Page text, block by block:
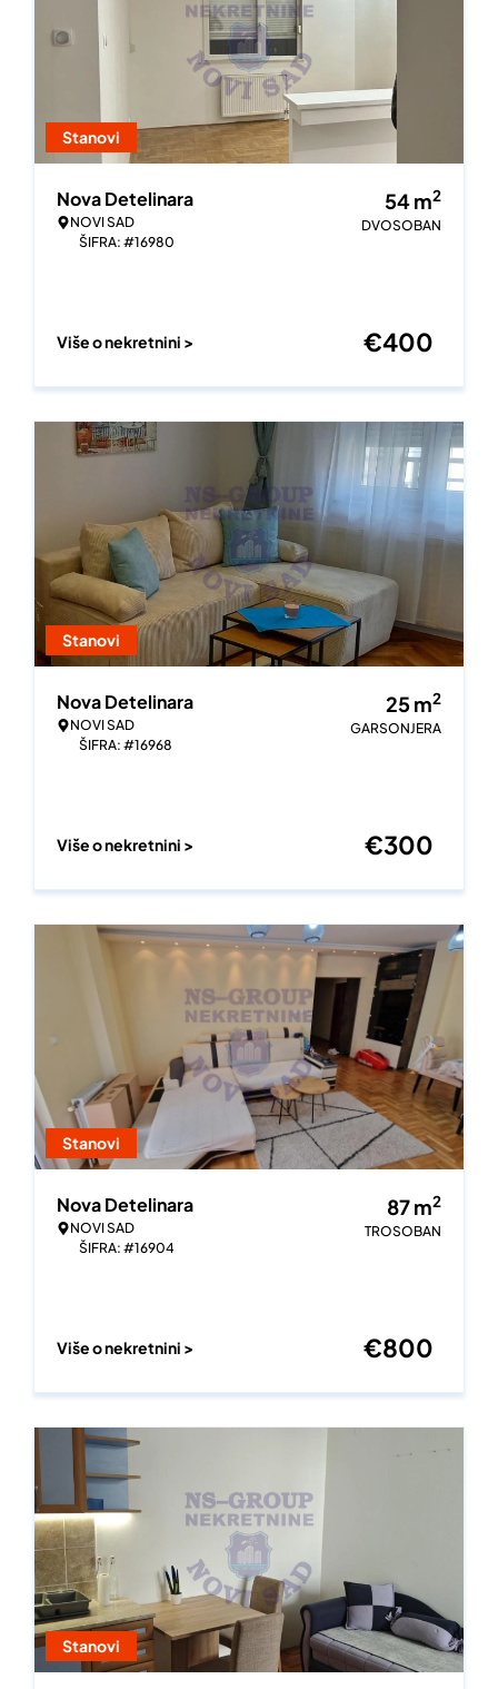
Stanovi
Nova Detelinara
NOVI SAD
ŠIFRA: #16980
54m2
DVOSOBAN
Više o nekretnini > €400
Stanovi
Nova Detelinara
NOVI SAD
ŠIFRA: #16968
25m2
GARSONJERA
Više o nekretnini > €300
Stanovi
Nova Detelinara
NOVI SAD
ŠIFRA: #16904
87m2
TROSOBAN
Više o nekretnini > €800
Stanovi